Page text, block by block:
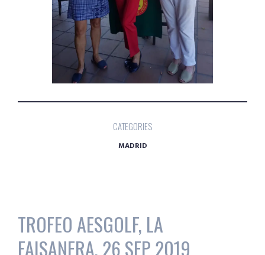
CATEGORIES
MADRID
TROFEO AESGOLF, LA
FAISANERA, 26 SEP 2019